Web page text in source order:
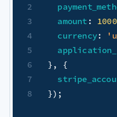
2
3
4
5
6
7
8
amount : 1000
currency:
} ,
{
}) ;